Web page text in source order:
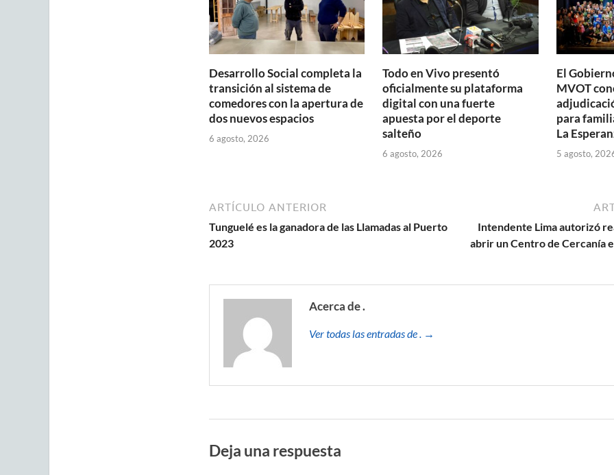
Desarrollo Social completa la
transición al sistema de
comedores con la apertura de
dos nuevos espacios
6 agosto, 2026
Todo en Vivo presentó
oficialmente su plataforma
digital con una fuerte
apuesta por el deporte
salteño
6 agosto, 2026
El
MVOT
para
La
5 agosto,
ARTÍCULO ANTERIOR
Tunguelé es la ganadora de las Llamadas al Puerto
2023
Intendente Lima autorizó
abrir un Centro de Cercanía
Acerca de .
Ver todas las entradas de . →
Deja una respuesta